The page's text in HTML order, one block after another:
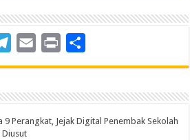
Telegram
Email Print
9 Perangkat, Jejak Digital Penembak Sekolah
Diusut